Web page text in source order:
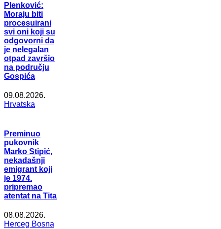
Plenković:
Moraju biti
procesuirani
svi oni koji su
odgovorni da
je nelegalan
otpad završio
na području
Gospića
09.08.2026.
Hrvatska
Preminuo
pukovnik
Marko Stipić,
nekadašnji
emigrant koji
je 1974.
pripremao
atentat na Tita
08.08.2026.
Herceg Bosna